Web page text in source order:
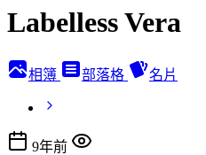
Labelless Vera
相簿 部落格 名片
9年前